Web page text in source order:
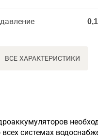
ВСЕ ХАРАКТЕРИСТИКИ
всех системах